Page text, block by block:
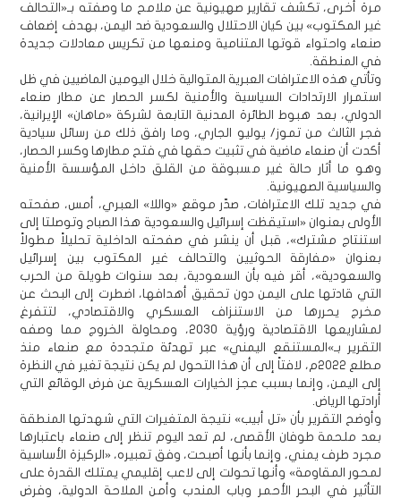
مرة أخرى، تكشف تقارير صهيونية عن ملامح ما وصفته بـ«التحالف
غير المكتوب» بين كيان الاحتلال والسعودية ضد اليمن، بهدف إضعاف
صنعاء واحتواء قوتها المتنامية ومنعها من تكريس معادلات جديدة
في المنطقة.
وتأتي هذه الاعترافات العبرية المتوالية خلال اليومين الماضيين في ظل
استمرار الارتدادات السياسية والأمنية لكسر الحصار عن مطار صنعاء
الدولي، بعد هبوط الطائرة المدنية التابعة لشركة «ماهان» الإيرانية،
فجر الثالث من تموز/ يوليو الجاري، وما رافق ذلك من رسائل سيادية
أكدت أن صنعاء ماضية في تثبيت حقها في فتح مطارها وكسر الحصار،
وهو ما أثار حالة غير مسبوقة من القلق داخل المؤسسة الأمنية
والسياسية الصهيونية.
في جديد تلك الاعترافات، صدّر موقع «واللا» العبري، أمس، صفحته
الأولى بعنوان «استيقظت إسرائيل والسعودية هذا الصباح وتوصلتا إلى
استنتاج مشترك»، قبل أن ينشر في صفحته الداخلية تحليلاً مطولاً
بعنوان «مفارقة الحوثيين والتحالف غير المكتوب بين إسرائيل
والسعودية»، أقر فيه بأن السعودية، بعد سنوات طويلة من الحرب
التي قادتها على اليمن دون تحقيق أهدافها، اضطرت إلى البحث عن
مخرج يحررها من الاستنزاف العسكري والاقتصادي، لتتفرغ
لمشاريعها الاقتصادية ورؤية 2030، ومحاولة الخروج مما وصفه
التقرير بـ»المستنقع اليمني» عبر تهدئة متجددة مع صنعاء منذ
مطلع 2022م، لافتاً إلى أن هذا التحول لم يكن نتيجة تغير في النظرة
إلى اليمن، وإنما بسبب عجز الخيارات العسكرية عن فرض الوقائع التي
أرادتها الرياض.
وأوضح التقرير بأن «تل أبيب» نتيجة المتغيرات التي شهدتها المنطقة
بعد ملحمة طوفان الأقصى، لم تعد اليوم تنظر إلى صنعاء باعتبارها
مجرد طرف يمني، وإنما بأنها أصبحت، وفق تعبيره، «الركيزة الأساسية
لمحور المقاومة» وأنها تحولت إلى لاعب إقليمي يمتلك القدرة على
التأثير في البحر الأحمر وباب المندب وأمن الملاحة الدولية، وفرض